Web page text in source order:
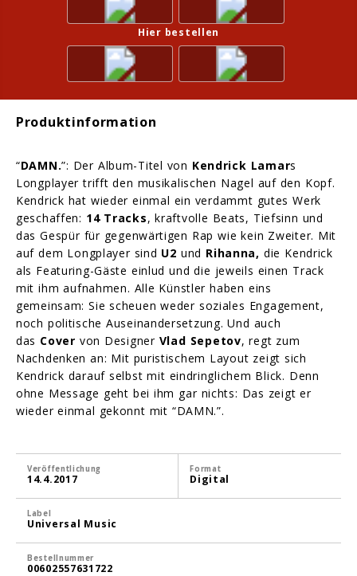
Hier bestellen
Produktinformation
“DAMN.”: Der Album-Titel von Kendrick Lamars
Longplayer trifft den musikalischen Nagel auf den Kopf.
Kendrick hat wieder einmal ein verdammt gutes Werk
geschaffen: 14 Tracks, kraftvolle Beats, Tiefsinn und
das Gespür für gegenwärtigen Rap wie kein Zweiter. Mit
auf dem Longplayer sind U2 und Rihanna, die Kendrick
als Featuring-Gäste einlud und die jeweils einen Track
mit ihm aufnahmen. Alle Künstler haben eins
gemeinsam: Sie scheuen weder soziales Engagement,
noch politische Auseinandersetzung. Und auch
das Cover von Designer Vlad Sepetov, regt zum
Nachdenken an: Mit puristischem Layout zeigt sich
Kendrick darauf selbst mit eindringlichem Blick. Denn
ohne Message geht bei ihm gar nichts: Das zeigt er
wieder einmal gekonnt mit “DAMN.”.
Veröffentlichung
14.4.2017
Format
Digital
Label
Universal Music
Bestellnummer
00602557631722